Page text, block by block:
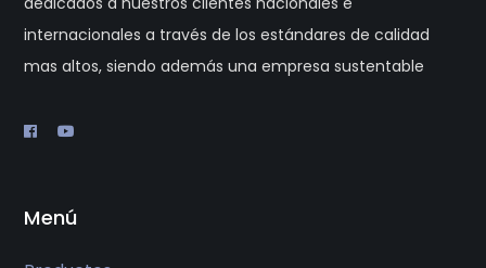
internacionales a través de los estándares de calidad
mas altos, siendo además una empresa sustentable
Menú